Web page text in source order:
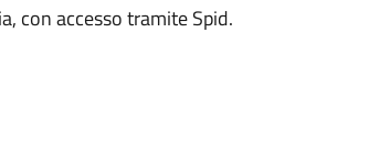
con accesso tramite Spid.